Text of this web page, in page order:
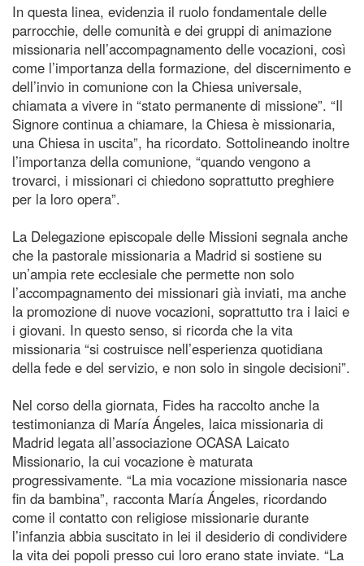
In questa linea, evidenzia il ruolo fondamentale delle
parrocchie, delle comunità e dei gruppi di animazione
missionaria nell’accompagnamento delle vocazioni, così
come l’importanza della formazione, del discernimento e
dell’invio in comunione con la Chiesa universale,
chiamata a vivere in “stato permanente di missione”. “Il
Signore continua a chiamare, la Chiesa è missionaria,
una Chiesa in uscita”, ha ricordato. Sottolineando inoltre
l’importanza della comunione, “quando vengono a
trovarci, i missionari ci chiedono soprattutto preghiere
per la loro opera”.
La Delegazione episcopale delle Missioni segnala anche
che la pastorale missionaria a Madrid si sostiene su
un’ampia rete ecclesiale che permette non solo
l’accompagnamento dei missionari già inviati, ma anche
la promozione di nuove vocazioni, soprattutto tra i laici e
i giovani. In questo senso, si ricorda che la vita
missionaria “si costruisce nell’esperienza quotidiana
della fede e del servizio, e non solo in singole decisioni”.
Nel corso della giornata, Fides ha raccolto anche la
testimonianza di María Ángeles, laica missionaria di
Madrid legata all’associazione OCASA Laicato
Missionario, la cui vocazione è maturata
progressivamente. “La mia vocazione missionaria nasce
fin da bambina”, racconta María Ángeles, ricordando
come il contatto con religiose missionarie durante
l’infanzia abbia suscitato in lei il desiderio di condividere
la vita dei popoli presso cui loro erano state inviate. “La